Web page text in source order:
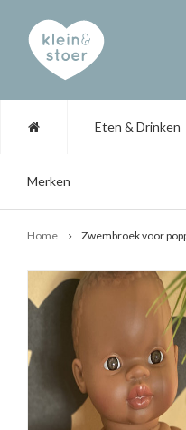
Eten & Drinken
Merken
Home Zwembroek voor